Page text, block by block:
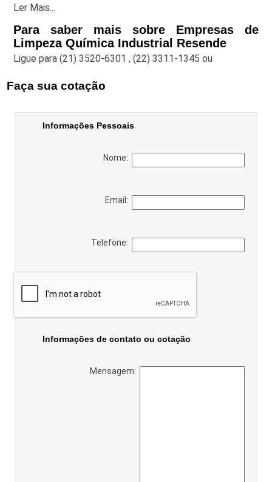
Ler Mais...
Para saber mais sobre Empresas de
Limpeza Química Industrial Resende
Ligue para(21) 3520-6301 ,(22) 3311-1345 ou
Faça sua cotação
Informações Pessoais
Nome:
Email:
Telefone:
Informações de contato ou cotação
Mensagem: